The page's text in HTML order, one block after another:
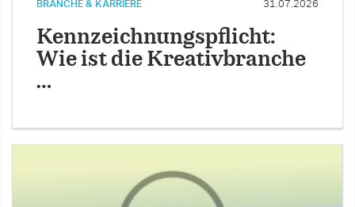
BRANCHE & KARRIERE 31.07.2026
Kennzeichnungspflicht:
Wie ist die Kreativbranche
…